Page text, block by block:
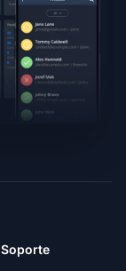
Soporte